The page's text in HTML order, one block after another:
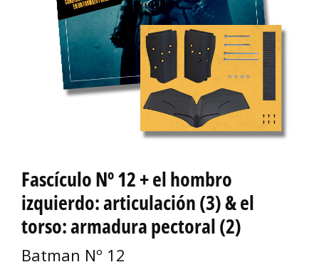
Fascículo Nº 12 + el hombro
izquierdo: articulación (3) & el
torso: armadura pectoral (2)
Batman Nº 12